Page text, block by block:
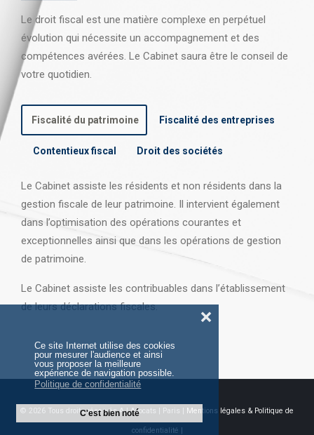
Ce site Internet utilise des cookies
pour mesurer l'audience et ainsi
vous proposer la meilleure
expérience de navigation possible.
Politique de confidentialité
C'est bien noté
❌
Le droit fiscal est une matière complexe en perpétuel
évolution qui nécessite un accompagnement et des
compétences avérées. Le Cabinet saura être le conseil de
votre quotidien.
Fiscalité du patrimoine Fiscalité des entreprises
Contentieux fiscal Droit des sociétés
Le Cabinet assiste les résidents et non résidents dans la
gestion fiscale de leur patrimoine. Il intervient également
dans l’optimisation des opérations courantes et
exceptionnelles ainsi que dans les opérations de gestion
de patrimoine.
Le Cabinet assiste les contribuables dans l’établissement
de leurs déclarations fiscales.
© 2026 Tous droits réservés AJ Avocats | Paris | Mentions légales & Politique de
confidentialité |